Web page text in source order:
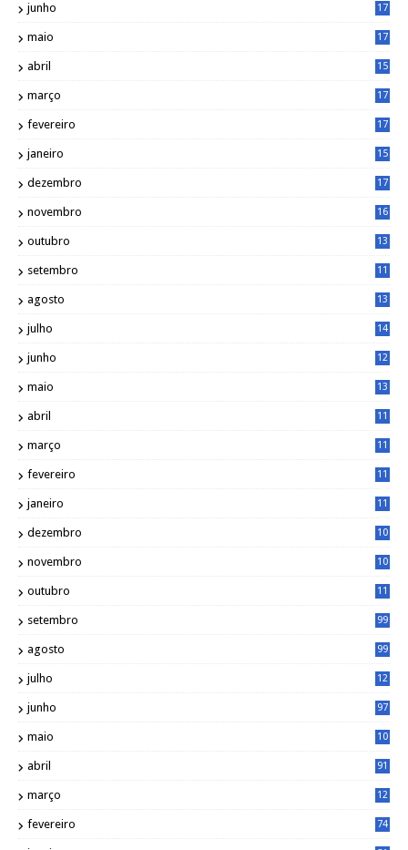
junho
17
maio
17
abril
15
março
17
fevereiro
17
janeiro
15
dezembro
17
novembro
16
outubro
13
setembro
11
agosto
13
julho
14
junho
12
maio
13
abril
11
março
11
fevereiro
11
janeiro
11
dezembro
10
novembro
10
outubro
11
setembro 99
agosto 99
julho
12
junho 97
maio
10
abril 91
março
12
fevereiro 74